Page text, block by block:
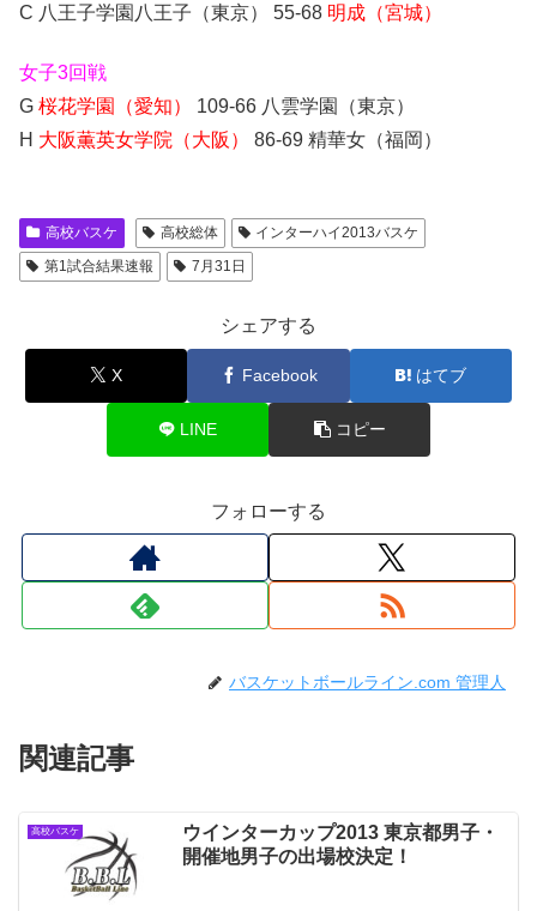
C 八王子学園八王子（東京） 55-68 明成（宮城）
女子3回戦
G 桜花学園（愛知）
109-66 八雲学園（東京）
H 大阪薫英女学院（大阪） 86-69 精華女（福岡）
高校バスケ 高校総体
インターハイ2013バスケ
第1試合結果速報
7月31日
シェアする
X Facebook はてブ
LINE コピー
フォローする
バスケットボールライン.com 管理人
関連記事
高校バスケ
ウインターカップ2013 東京都男子・
開催地男子の出場校決定！